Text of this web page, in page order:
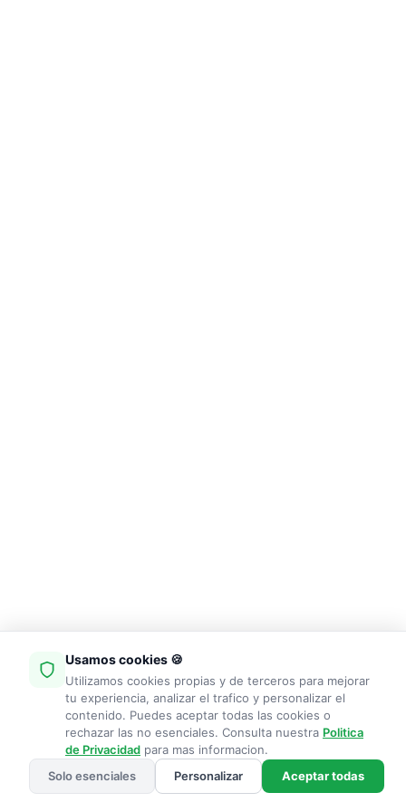
Usamos cookies 🍪
Utilizamos cookies propias y de terceros para mejorar
tu experiencia, analizar el trafico y personalizar el
contenido. Puedes aceptar todas las cookies o
rechazar las no esenciales. Consulta nuestra Politica
de Privacidad para mas informacion.
Solo esenciales
Personalizar Aceptar todas